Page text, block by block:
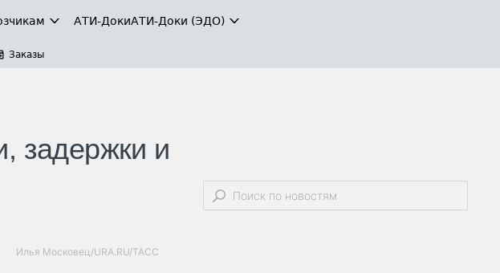
АТИ-ДокиАТИ-Доки (ЭДО)
Заказы
задержки и
Илья Московец/URA.RU/ТАСС